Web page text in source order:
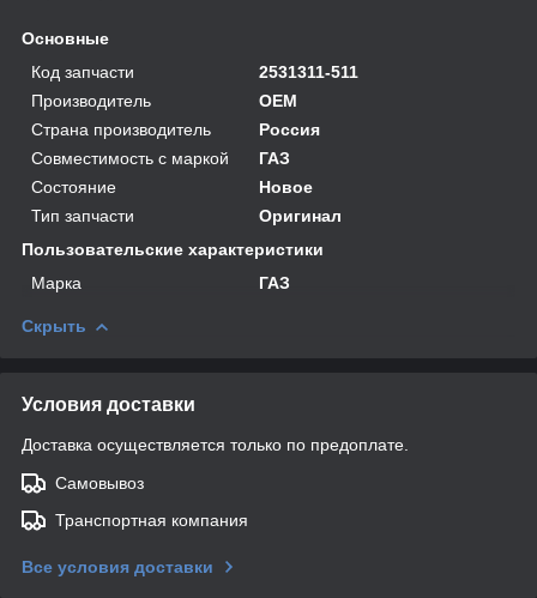
Основные
Код запчасти
2531311-511
Производитель
OEM
Страна производитель
Россия
Совместимость с маркой
ГАЗ
Состояние
Новое
Тип запчасти
Оригинал
Пользовательские характеристики
Марка
ГАЗ
Скрыть
Условия доставки
Доставка осуществляется только по предоплате.
Самовывоз
Транспортная компания
Все условия доставки